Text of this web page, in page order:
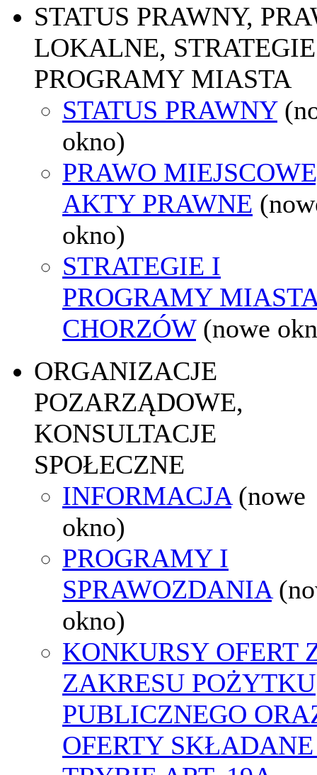
STATUS PRAWNY,
LOKALNE,
PROGRAMY MIASTA
STATUS PRAWNY
okno)
PRAWO
AKTY PRAWNE
okno)
STRATEGIE I
PROGRAMY
CHORZÓW (nowe
ORGANIZACJE
POZARZĄDOWE,
KONSULTACJE
SPOŁECZNE
INFORMACJA (nowe
okno)
PROGRAMY I
SPRAWOZDANIA
okno)
KONKURSY OFERT
ZAKRESU POŻYTKU
PUBLICZNEGO
OFERTY